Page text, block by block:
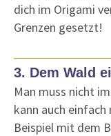
dich im Origami
Grenzen gesetzt!
3. Dem Wald
Man muss nicht
kann auch einfach
Beispiel mit dem